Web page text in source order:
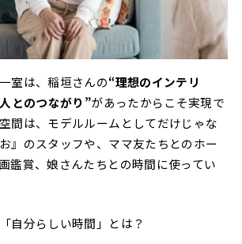
室は、稲垣さんの“理想のインテリ
とのつながり”があったからこそ実現で
間は、モデルルームとしてだけじゃな
』のスタッフや、ママ友たちとのホー
鑑賞、娘さんたちとの時間に使ってい
自分らしい時間」とは？